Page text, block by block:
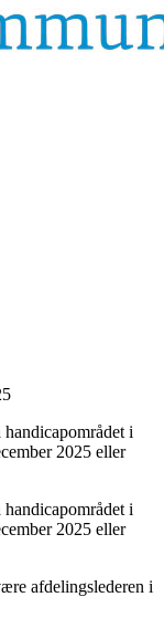
i
2025 eller
i
2025 eller
afdelingslederen i